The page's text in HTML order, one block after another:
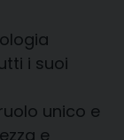
i suoi
unico e
e